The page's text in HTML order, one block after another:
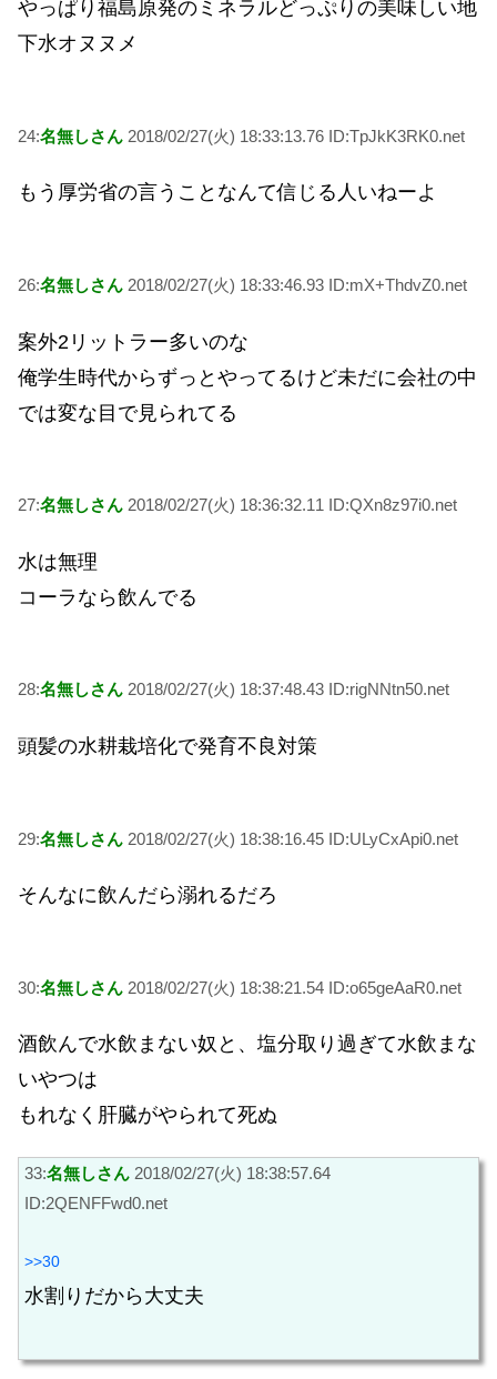
やっぱり福島原発のミネラルどっぷりの美味しい地
下水オヌヌメ
24:名無しさん 2018/02/27(火) 18:33:13.76 ID:TpJkK3RK0.net
もう厚労省の言うことなんて信じる人いねーよ
26:名無しさん 2018/02/27(火) 18:33:46.93 ID:mX+ThdvZ0.net
案外2リットラー多いのな
俺学生時代からずっとやってるけど未だに会社の中
では変な目で見られてる
27:名無しさん 2018/02/27(火) 18:36:32.11 ID:QXn8z97i0.net
水は無理
コーラなら飲んでる
28:名無しさん 2018/02/27(火) 18:37:48.43 ID:rigNNtn50.net
頭髪の水耕栽培化で発育不良対策
29:名無しさん 2018/02/27(火) 18:38:16.45 ID:ULyCxApi0.net
そんなに飲んだら溺れるだろ
30:名無しさん 2018/02/27(火) 18:38:21.54 ID:o65geAaR0.net
酒飲んで水飲まない奴と、塩分取り過ぎて水飲まな
いやつは
もれなく肝臓がやられて死ぬ
33:名無しさん 2018/02/27(火) 18:38:57.64
ID:2QENFFwd0.net
>>30
水割りだから大丈夫